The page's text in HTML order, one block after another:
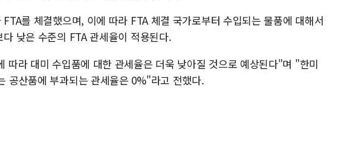
를 체결했으며, 이에 따라 FTA 체결 국가로부터 수입되는 물품에 대해서
낮은 수준의 FTA 관세율이 적용된다.
따라 대미 수입품에 대한 관세율은 더욱 낮아질 것으로 예상된다"며 "한미
공산품에 부과되는 관세율은 0%"라고 전했다.